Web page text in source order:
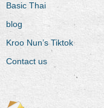
Basic Thai
blog
Kroo Nun’s Tiktok
Contact us